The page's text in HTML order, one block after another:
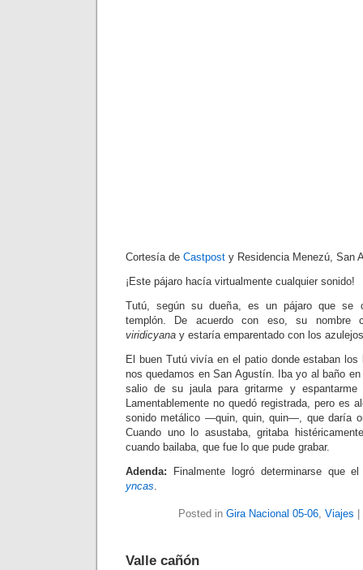
Cortesía de Castpost y Residencia Menezú, San
¡Este pájaro hacía virtualmente cualquier sonido!
Tutú, según su dueña, es un pájaro que se
templón. De acuerdo con eso, su nombre
viridicyana y estaría emparentado con los
El buen Tutú vivía en el patio donde estaban los
nos quedamos en San Agustín. Iba yo al baño
salio de su jaula para gritarme y espantarme
Lamentablemente no quedó registrada, pero es
sonido metálico —quin, quin, quin—, que daría
Cuando uno lo asustaba, gritaba
cuando bailaba, que fue lo que pude grabar.
Adenda: Finalmente logró determinarse que
yncas.
Posted in Gira Nacional 05-06, Viajes
Valle cañón